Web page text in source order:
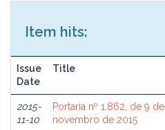
Item hits:
Issue
Date
Title
2015-
11-10
Portaria nº 1.862, de 9 de
novembro de 2015